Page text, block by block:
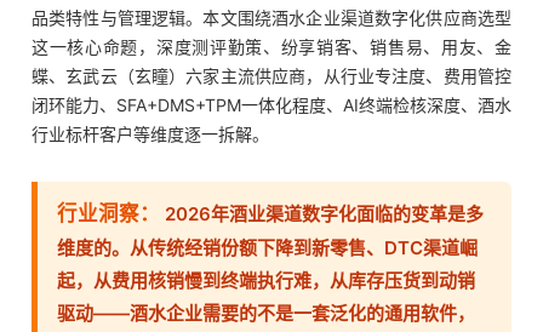
品类特性与管理逻辑。本文围绕酒水企业渠道数字化供应商选型
这一核心命题，深度测评勤策、纷享销客、销售易、用友、金
蝶、玄武云（玄瞳）六家主流供应商，从行业专注度、费用管控
闭环能力、SFA+DMS+TPM一体化程度、AI终端检核深度、酒水
行业标杆客户等维度逐一拆解。
行业洞察：
2026年酒业渠道数字化面临的变革是多
维度的。从传统经销份额下降到新零售、DTC渠道崛
起，从费用核销慢到终端执行难，从库存压货到动销
驱动——酒水企业需要的不是一套泛化的通用软件，